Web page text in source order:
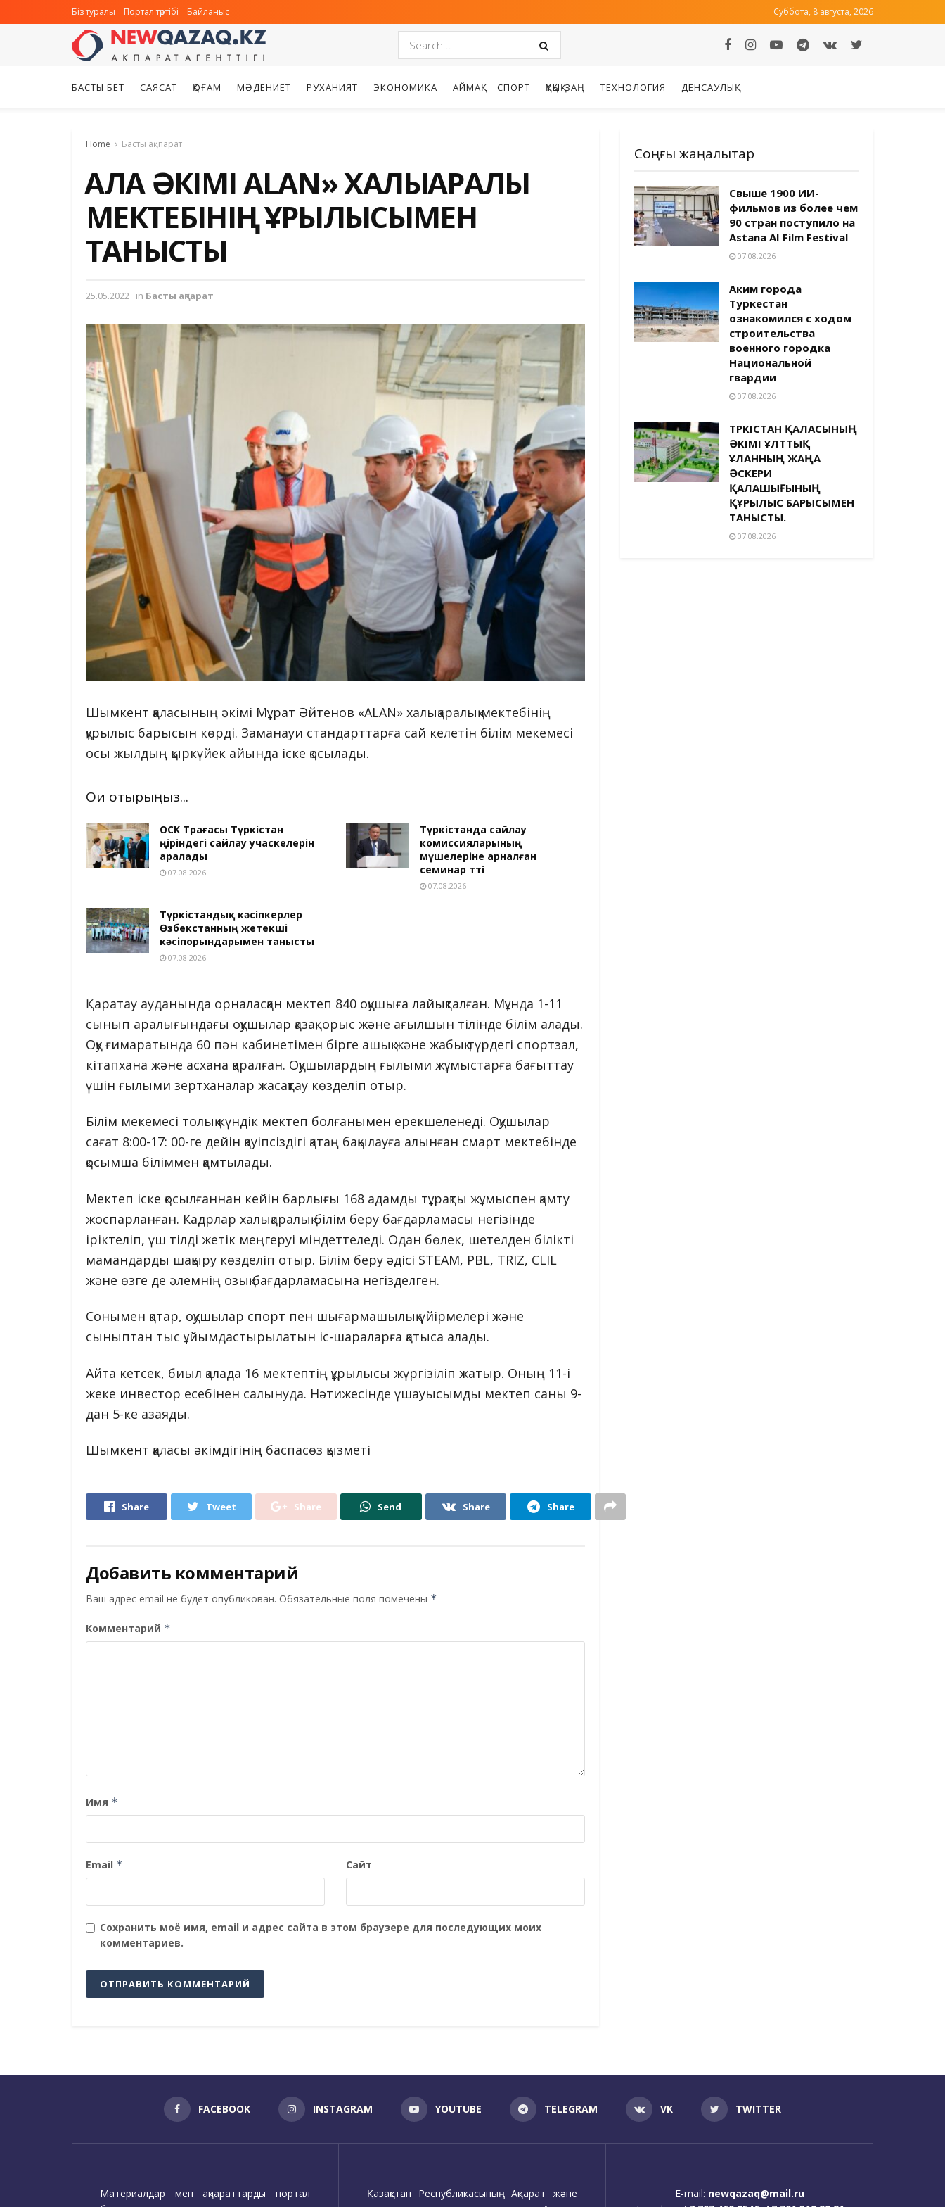
Біз туралы Портал тәртібі Байланыс Суббота, 8 августа, 2026
БАСТЫ БЕТ САЯСАТ ҚОҒАМ МӘДЕНИЕТ РУХАНИЯТ ЭКОНОМИКА АЙМАҚ СПОРТ ҚҰҚЫҚ-ЗАҢ ТЕХНОЛОГИЯ ДЕНСАУЛЫҚ
Home Басты ақпарат
ҚАЛА ӘКІМІ ALAN» ХАЛЫҚАРАЛЫҚ
МЕКТЕБІНІҢ ҚҰРЫЛЫСЫМЕН
ТАНЫСТЫ
25.05.2022 in Басты ақпарат
Шымкент қаласының әкімі Мұрат Әйтенов «ALAN» халықаралық мектебінің
құрылыс барысын көрді. Заманауи стандарттарға сай келетін білім мекемесі
осы жылдың қыркүйек айында іске қосылады.
Оқи отырыңыз...
ОСК Төрағасы Түркістан
өңіріндегі сайлау учаскелерін
аралады
07.08.2026
Түркістанда сайлау
комиссияларының
мүшелеріне арналған
семинар өтті
07.08.2026
Түркістандық кәсіпкерлер
Өзбекстанның жетекші
кәсіпорындарымен танысты
07.08.2026
Қаратау ауданында орналасқан мектеп 840 оқушыға лайықталған. Мұнда 1-11
сынып аралығындағы оқушылар қазақ, орыс және ағылшын тілінде білім алады.
Оқу ғимаратында 60 пән кабинетімен бірге ашық және жабық түрдегі спортзал,
кітапхана және асхана қаралған. Оқушылардың ғылыми жұмыстарға бағыттау
үшін ғылыми зертханалар жасақтау көзделіп отыр.
Білім мекемесі толық күндік мектеп болғанымен ерекшеленеді. Оқушылар
сағат 8:00-17: 00-ге дейін қауіпсіздігі қатаң бақылауға алынған смарт мектебінде
қосымша біліммен қамтылады.
Мектеп іске қосылғаннан кейін барлығы 168 адамды тұрақты жұмыспен қамту
жоспарланған. Кадрлар халықаралық білім беру бағдарламасы негізінде
іріктеліп, үш тілді жетік меңгеруі міндеттеледі. Одан бөлек, шетелден білікті
мамандарды шақыру көзделіп отыр. Білім беру әдісі STEAM, PBL, TRIZ, CLIL
және өзге де әлемнің озық бағдарламасына негізделген.
Сонымен қатар, оқушылар спорт пен шығармашылық үйірмелері және
сыныптан тыс ұйымдастырылатын іс-шараларға қатыса алады.
Айта кетсек, биыл қалада 16 мектептің құрылысы жүргізіліп жатыр. Оның 11-і
жеке инвестор есебінен салынуда. Нәтижесінде үшауысымды мектеп саны 9-
дан 5-ке азаяды.
Шымкент қаласы әкімдігінің баспасөз қызметі
Share Tweet Share Send Share Share
Добавить комментарий
Ваш адрес email не будет опубликован. Обязательные поля помечены *
Комментарий *
Имя *
Email * Сайт
Сохранить моё имя, email и адрес сайта в этом браузере для последующих моих
комментариев.
Соңғы жаңалықтар
Свыше 1900 ИИ-
фильмов из более чем
90 стран поступило на
Astana AI Film Festival
07.08.2026
Аким города
Туркестан
ознакомился с ходом
строительства
военного городка
Национальной
гвардии
07.08.2026
ТҮРКІСТАН ҚАЛАСЫНЫҢ
ӘКІМІ ҰЛТТЫҚ
ҰЛАННЫҢ ЖАҢА
ӘСКЕРИ
ҚАЛАШЫҒЫНЫҢ
ҚҰРЫЛЫС БАРЫСЫМЕН
ТАНЫСТЫ.
07.08.2026
FACEBOOK INSTAGRAM YOUTUBE TELEGRAM VK TWITTER
Материалдар мен ақпараттарды портал
Қазақстан Республикасының Ақпарат және
E-mail: newqazaq@mail.ru